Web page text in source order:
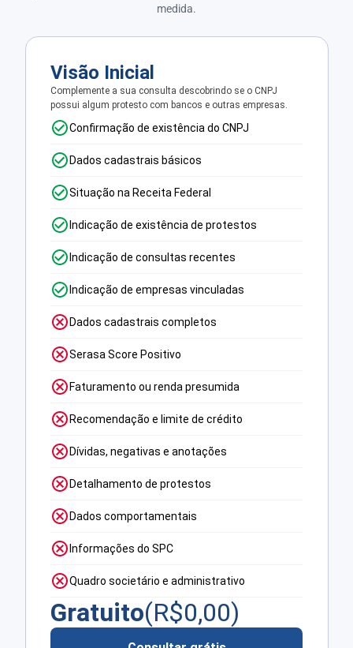
medida.
Visão Inicial
Complemente a sua consulta descobrindo se o CNPJ
possui algum protesto com bancos e outras empresas.
Confirmação de existência do CNPJ
Dados cadastrais básicos
Situação na Receita Federal
Indicação de existência de protestos
Indicação de consultas recentes
Indicação de empresas vinculadas
Dados cadastrais completos
Serasa Score Positivo
Faturamento ou renda presumida
Recomendação e limite de crédito
Dívidas, negativas e anotações
Detalhamento de protestos
Dados comportamentais
Informações do SPC
Quadro societário e administrativo
Gratuito(R$0,00)